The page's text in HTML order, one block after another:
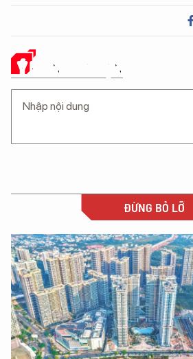
Ý KIẾN CỦA BẠN
ĐỪNG BỎ LỠ